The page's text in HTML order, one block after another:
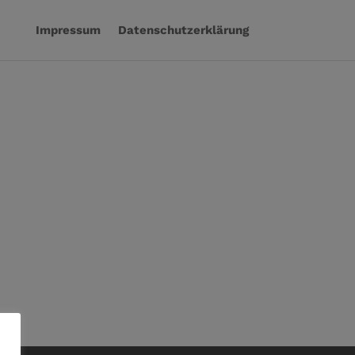
Impressum Datenschutzerklärung